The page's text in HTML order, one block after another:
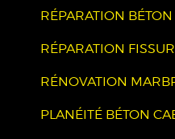
RÉPARATION BÉTON
RÉPARATION
RÉNOVATION
PLANÉITÉ BÉTON